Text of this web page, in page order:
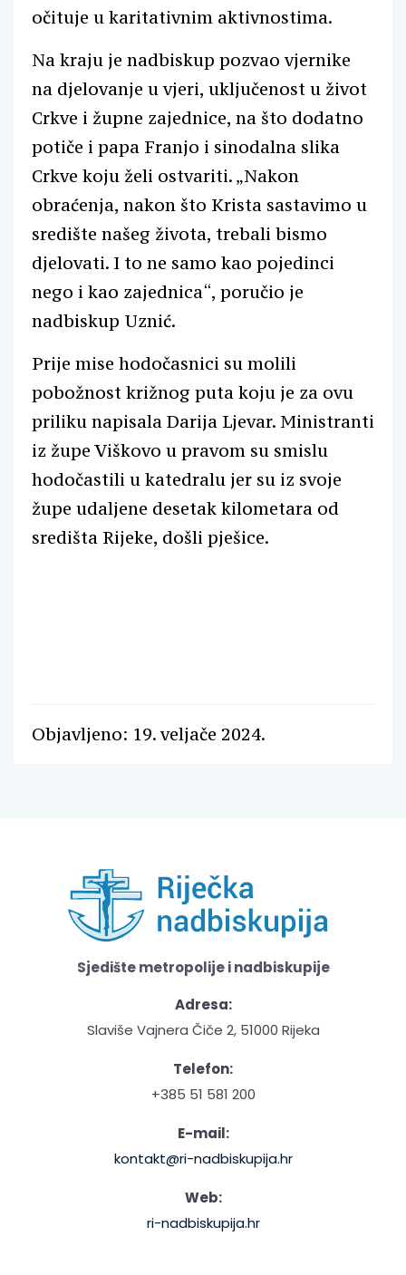
očituje u karitativnim aktivnostima.
Na kraju je nadbiskup pozvao vjernike
na djelovanje u vjeri, uključenost u život
Crkve i župne zajednice, na što dodatno
potiče i papa Franjo i sinodalna slika
Crkve koju želi ostvariti. „Nakon
obraćenja, nakon što Krista sastavimo u
središte našeg života, trebali bismo
djelovati. I to ne samo kao pojedinci
nego i kao zajednica“, poručio je
nadbiskup Uznić.
Prije mise hodočasnici su molili
pobožnost križnog puta koju je za ovu
priliku napisala Darija Ljevar. Ministranti
iz župe Viškovo u pravom su smislu
hodočastili u katedralu jer su iz svoje
župe udaljene desetak kilometara od
središta Rijeke, došli pješice.
Objavljeno: 19. veljače 2024.
Sjedište metropolije i nadbiskupije
Adresa:
Slaviše Vajnera Čiče 2, 51000 Rijeka
Telefon:
+385 51 581 200
E-mail:
kontakt@ri-nadbiskupija.hr
Web:
ri-nadbiskupija.hr